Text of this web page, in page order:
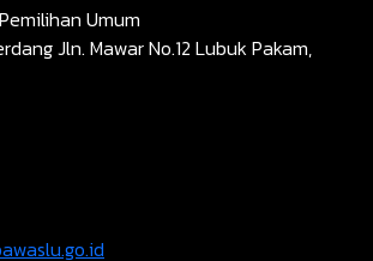
Umum
Jln. Mawar No.12 Lubuk Pakam,